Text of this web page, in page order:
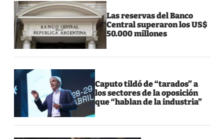
Las reservas del Banco
Central superaron los US$
50.000 millones
Caputo tildó de “tarados” a
los sectores de la oposición
que “hablan de la industria”